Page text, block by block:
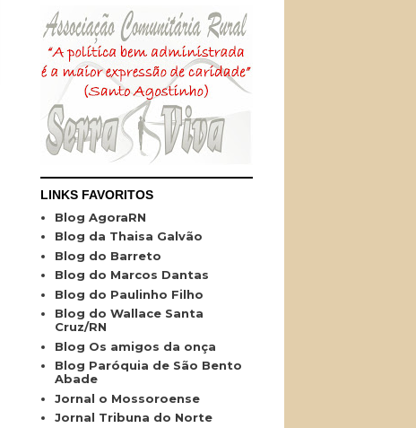
LINKS FAVORITOS
Blog AgoraRN
Blog da Thaisa Galvão
Blog do Barreto
Blog do Marcos Dantas
Blog do Paulinho Filho
Blog do Wallace Santa
Cruz/RN
Blog Os amigos da onça
Blog Paróquia de São Bento
Abade
Jornal o Mossoroense
Jornal Tribuna do Norte